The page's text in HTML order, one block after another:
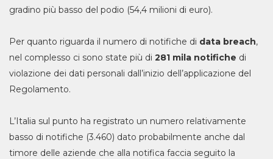
gradino più basso del podio (54,4 milioni di euro).
Per quanto riguarda il numero di notifiche di data breach,
nel complesso ci sono state più di 281 mila notifiche di
violazione dei dati personali dall’inizio dell’applicazione del
Regolamento.
L’Italia sul punto ha registrato un numero relativamente
basso di notifiche (3.460) dato probabilmente anche dal
timore delle aziende che alla notifica faccia seguito la